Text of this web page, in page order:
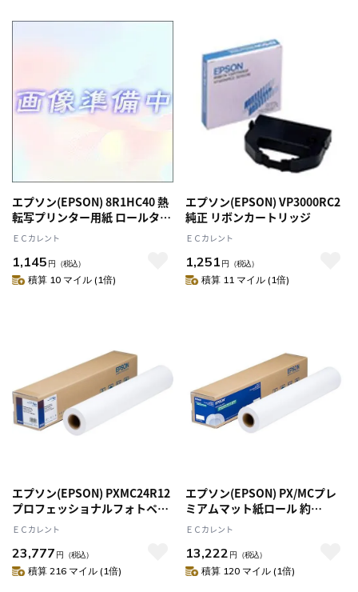
エプソン(EPSON) 8R1HC40 熱
転写プリンター用紙 ロールタイ
プ 57.5mm φ22mm 5巻入
ＥＣカレント
1,145 円 （税込）
積算 10 マイル (1倍)
エプソン(EPSON) VP3000RC2
純正 リボンカートリッジ
ＥＣカレント
1,251 円 （税込）
積算 11 マイル (1倍)
エプソン(EPSON) PXMC24R12
プロフェッショナルフォトペー
パーロール紙 薄手光沢 610mm
ＥＣカレント
23,777 円 （税込）
積算 216 マイル (1倍)
エプソン(EPSON) PX/MCプレ
ミアムマット紙ロール 約
610mm 24インチ x30.5m
ＥＣカレント
13,222 円 （税込）
積算 120 マイル (1倍)